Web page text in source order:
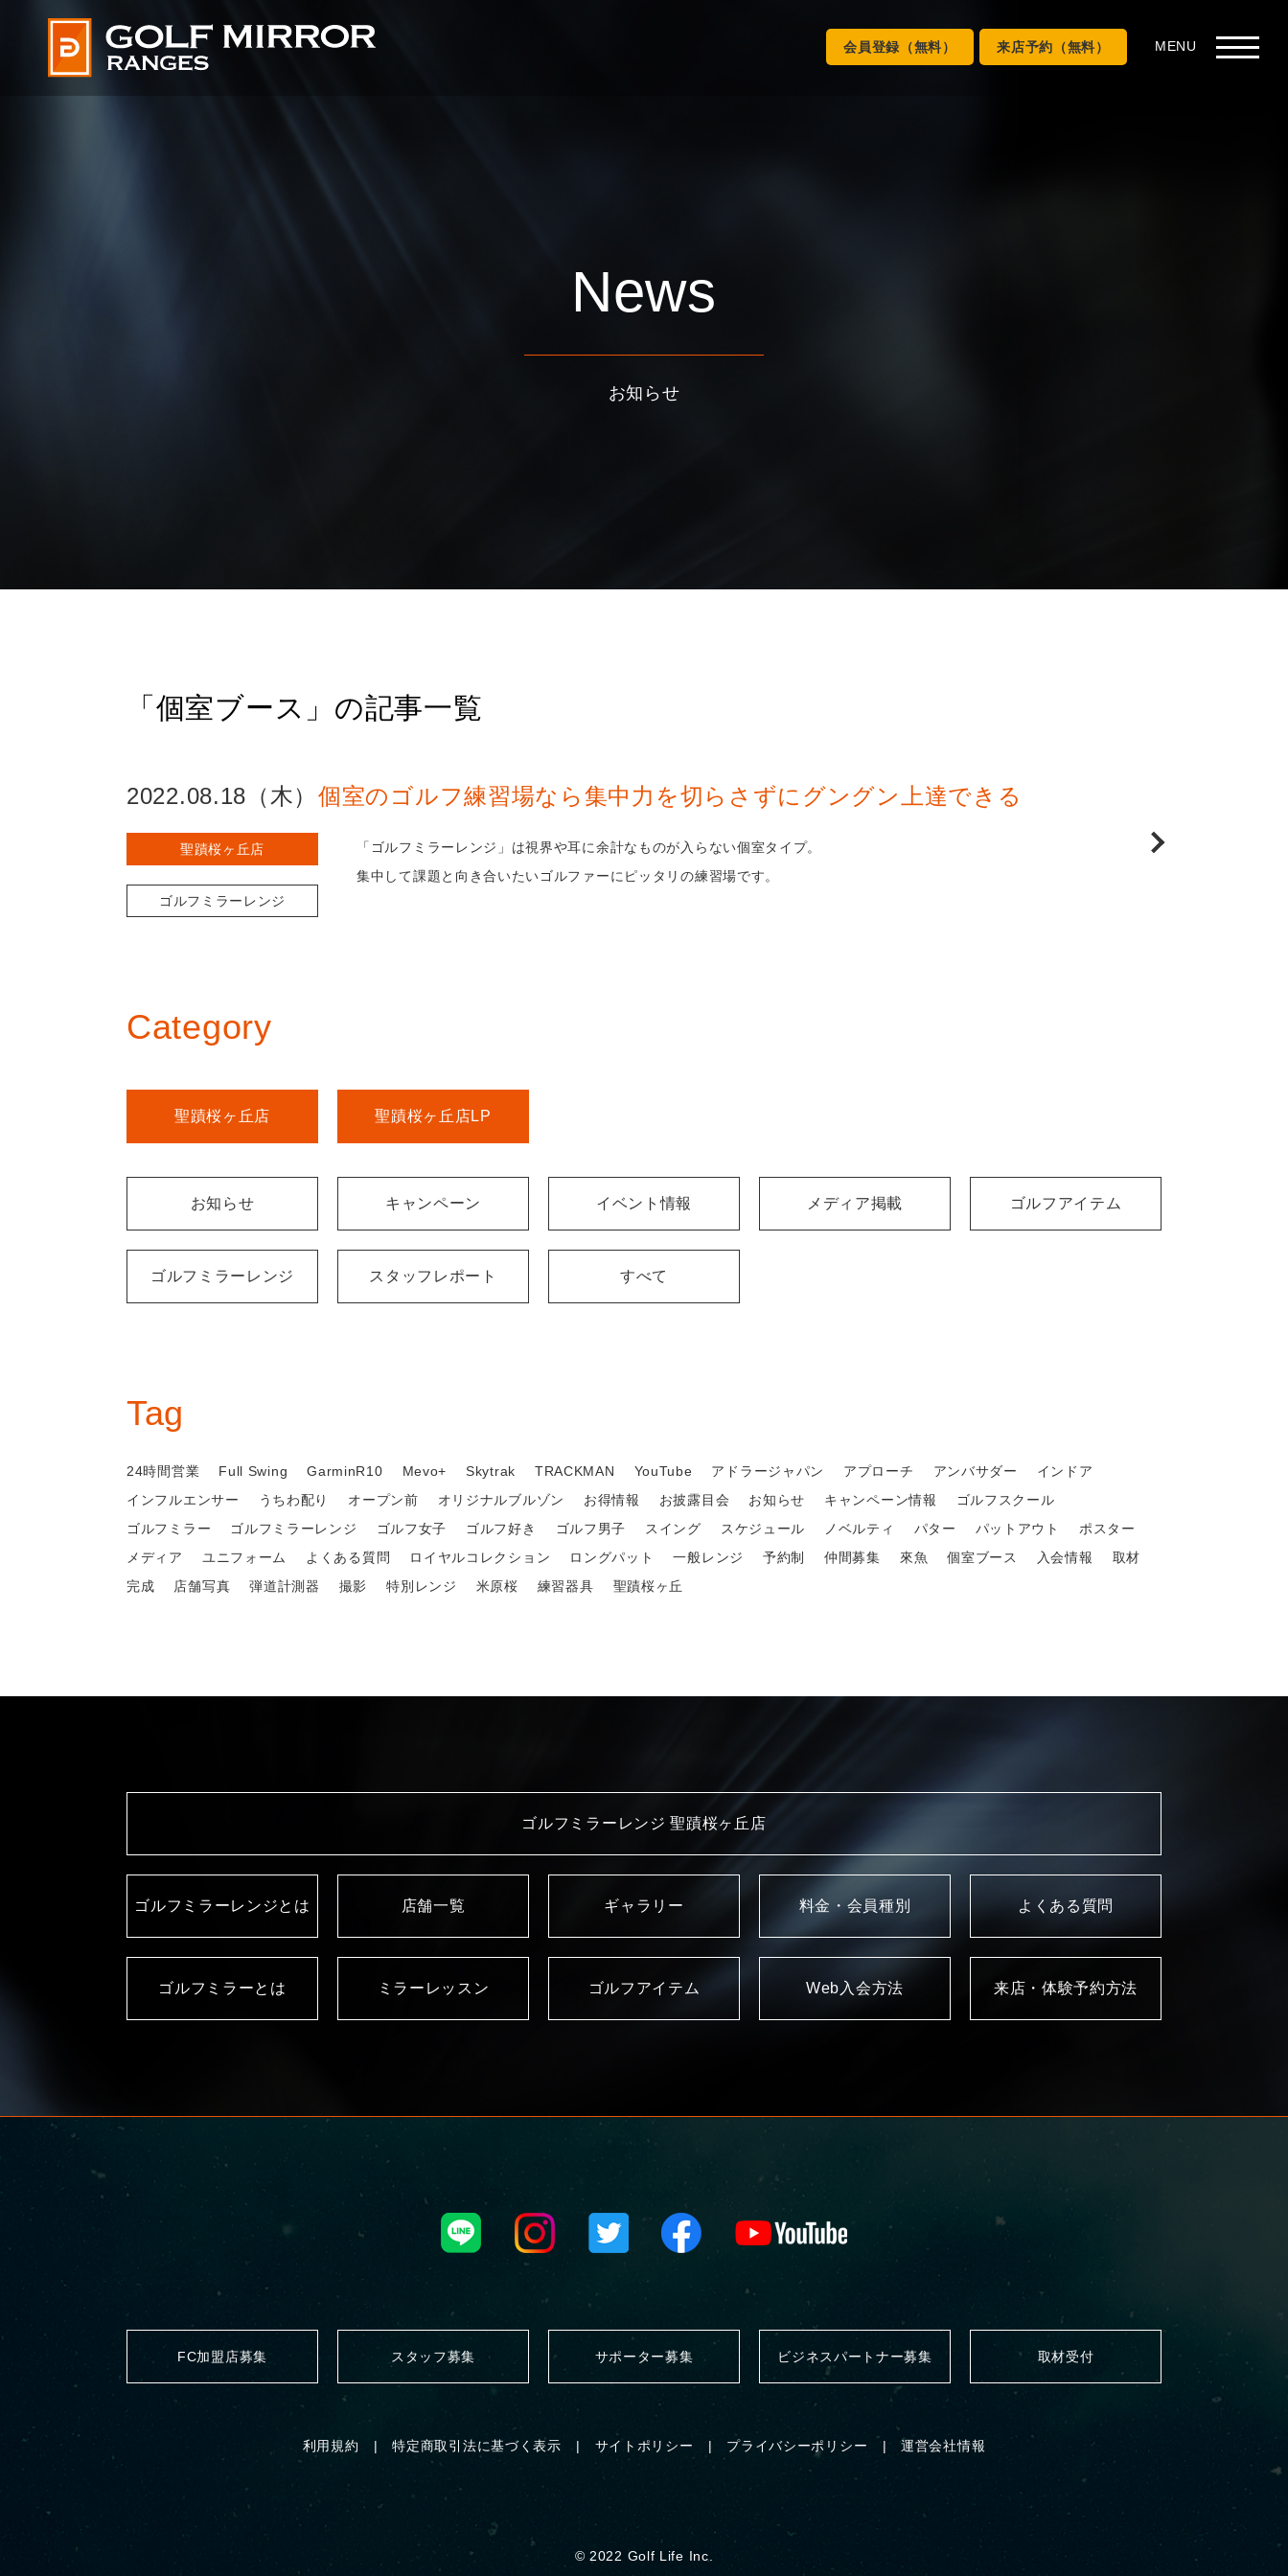
会員登録（無料） 来店予約（無料）
News
お知らせ
「個室ブース」の記事一覧
2022.08.18（木） 個室のゴルフ練習場なら集中力を切らさずにグングン上達できる
聖蹟桜ヶ丘店
ゴルフミラーレンジ
「ゴルフミラーレンジ」は視界や耳に余計なものが入らない個室タイプ。
集中して課題と向き合いたいゴルファーにピッタリの練習場です。
Category
聖蹟桜ヶ丘店 聖蹟桜ヶ丘店LP
お知らせ キャンペーン イベント情報 メディア掲載 ゴルフアイテム
ゴルフミラーレンジ スタッフレポート すべて
Tag
24時間営業 Full Swing GarminR10 Mevo+ Skytrak TRACKMAN YouTube アドラージャパン アプローチ アンバサダー
インドア
インフルエンサー
うちわ配り オープン前 オリジナルブルゾン お得情報 お披露目会 お知らせ キャンペーン情報
ゴルフスクール
ゴルフミラー
ゴルフミラーレンジ ゴルフ女子 ゴルフ好き ゴルフ男子 スイング スケジュール ノベルティ パター パットアウト
ポスター
メディア
ユニフォーム よくある質問 ロイヤルコレクション ロングパット 一般レンジ 予約制 仲間募集 來魚 個室ブース 入会情報
取材
完成
店舗写真 弾道計測器 撮影 特別レンジ 米原桜 練習器具 聖蹟桜ヶ丘
ゴルフミラーレンジ 聖蹟桜ヶ丘店
ゴルフミラーレンジとは 店舗一覧 ギャラリー 料金・会員種別 よくある質問
ゴルフミラーとは ミラーレッスン ゴルフアイテム Web入会方法 来店・体験予約方法
FC加盟店募集 スタッフ募集 サポーター募集 ビジネスパートナー募集 取材受付
利用規約 特定商取引法に基づく表示 サイトポリシー プライバシーポリシー 運営会社情報
© 2022 Golf Life Inc.